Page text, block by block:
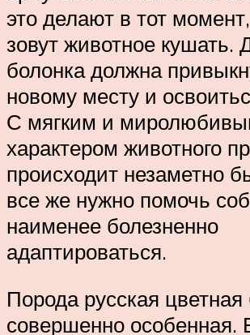
это делают в тот
зовут животное кушать.
болонка должна
новому месту и
С мягким и
характером животного
происходит незаметно
все же нужно помочь
наименее болезненно
адаптироваться.
Порода русская цветная
совершенно особенная.